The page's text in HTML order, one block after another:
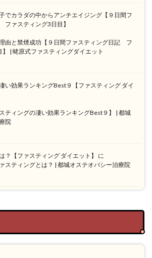
でカラダの中からアンチエイジング【９日間フ
ァスティング3日目】
由と禁煙成功【９日間ファスティング日記 フ
| 蛯原式ファスティングダイエット
い効果ランキングBest９【ファスティング ダイ
ティングの凄い効果ランキングBest９】 | 都城
院
？【ファスティング ダイエット】
に
スティングとは？ | 都城オステオパシー治療院